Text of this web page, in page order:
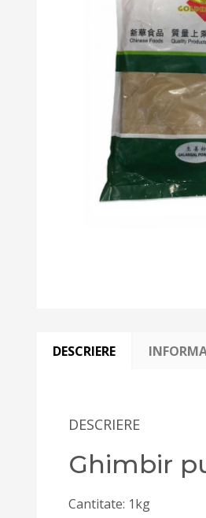
DESCRIERE
DESCRIERE
Ghimbir
Cantitate: 1kg